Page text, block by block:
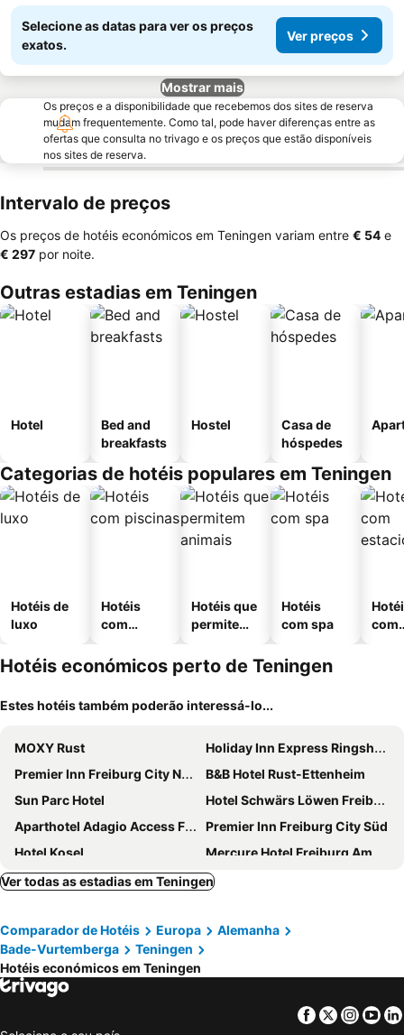
Selecione as datas para ver os preços
exatos.
Ver preços
Mostrar mais
Os preços e a disponibilidade que recebemos dos sites de reserva
mudam frequentemente. Como tal, pode haver diferenças entre as
ofertas que consulta no trivago e os preços que estão disponíveis
nos sites de reserva.
Intervalo de preços
Os preços de hotéis económicos em Teningen variam entre ‎€ 54 e
‎€ 297 por noite.
Outras estadias em Teningen
Hotel
Bed and
breakfasts
Hostel
Casa de
hóspedes
Categorias de hotéis populares em Teningen
Hotéis de
luxo
Hotéis
com
Hotéis que
permitem
Hotéis
com spa
com
Hotéis económicos perto de Teningen
Estes hotéis também poderão interessá-lo...
MOXY Rust
Holiday Inn Express Ringsheim By Ihg
Premier Inn Freiburg City Nord hotel
B&B Hotel Rust-Ettenheim
Sun Parc Hotel
Hotel Schwärs Löwen Freiburg
Aparthotel Adagio Access Freiburg
Premier Inn Freiburg City Süd
Hotel Kosel
Mercure Hotel Freiburg Am Muenster
FourSide Hotel Ringsheim, Trademark Collection by Wyndham
Hampton by Hilton Freiburg
Hotel Babylon Royal
Designhotel Kronjuwel
Hotel am Rathaus
Hotel Apollon Rust
B&B Hotel Freiburg-Nord
Ver todas as estadias em Teningen
Comparador de Hotéis Europa
Alemanha
Bade-Vurtemberga
Teningen
Hotéis económicos em Teningen
Facebook
Twitter